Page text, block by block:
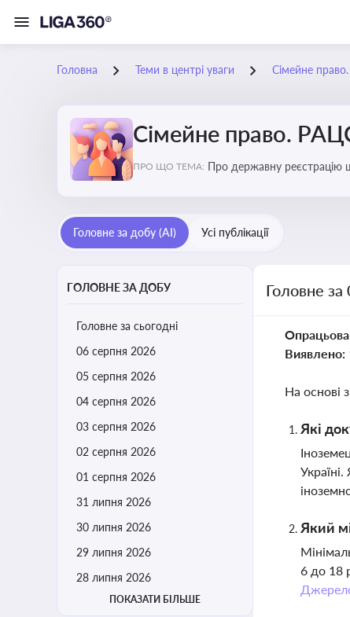
Головна Теми в центрі уваги Сімейне
Сімейне право.
ПРО ЩО ТЕМА: Про державну реєстрацію
Головне за добу (AI) Усі публікації
ГОЛОВНЕ ЗА ДОБУ
Головне за сьогодні
06 серпня 2026
05 серпня 2026
04 серпня 2026
03 серпня 2026
02 серпня 2026
01 серпня 2026
31 липня 2026
30 липня 2026
29 липня 2026
28 липня 2026
ПОКАЗАТИ БІЛЬШЕ
Головне
Виявлено:
На основі
Які
Який
6 до 18